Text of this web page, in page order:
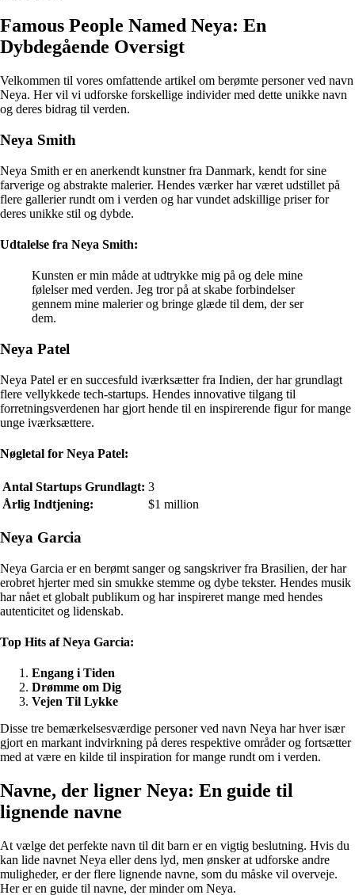
Famous People Named Neya: En
Dybdegående Oversigt
Velkommen til vores omfattende artikel om berømte personer ved navn
Neya. Her vil vi udforske forskellige individer med dette unikke navn
og deres bidrag til verden.
Neya Smith
Neya Smith er en anerkendt kunstner fra Danmark, kendt for sine
farverige og abstrakte malerier. Hendes værker har været udstillet på
flere gallerier rundt om i verden og har vundet adskillige priser for
deres unikke stil og dybde.
Udtalelse fra Neya Smith:
Kunsten er min måde at udtrykke mig på og dele mine
følelser med verden. Jeg tror på at skabe forbindelser
gennem mine malerier og bringe glæde til dem, der ser
dem.
Neya Patel
Neya Patel er en succesfuld iværksætter fra Indien, der har grundlagt
flere vellykkede tech-startups. Hendes innovative tilgang til
forretningsverdenen har gjort hende til en inspirerende figur for mange
unge iværksættere.
Nøgletal for Neya Patel:
Antal Startups Grundlagt: 3
Årlig Indtjening:
$1 million
Neya Garcia
Neya Garcia er en berømt sanger og sangskriver fra Brasilien, der har
erobret hjerter med sin smukke stemme og dybe tekster. Hendes musik
har nået et globalt publikum og har inspireret mange med hendes
autenticitet og lidenskab.
Top Hits af Neya Garcia:
Engang i Tiden
Drømme om Dig
Vejen Til Lykke
Disse tre bemærkelsesværdige personer ved navn Neya har hver især
gjort en markant indvirkning på deres respektive områder og fortsætter
med at være en kilde til inspiration for mange rundt om i verden.
Navne, der ligner Neya: En guide til
lignende navne
At vælge det perfekte navn til dit barn er en vigtig beslutning. Hvis du
kan lide navnet Neya eller dens lyd, men ønsker at udforske andre
muligheder, er der flere lignende navne, som du måske vil overveje.
Her er en guide til navne, der minder om Neya.